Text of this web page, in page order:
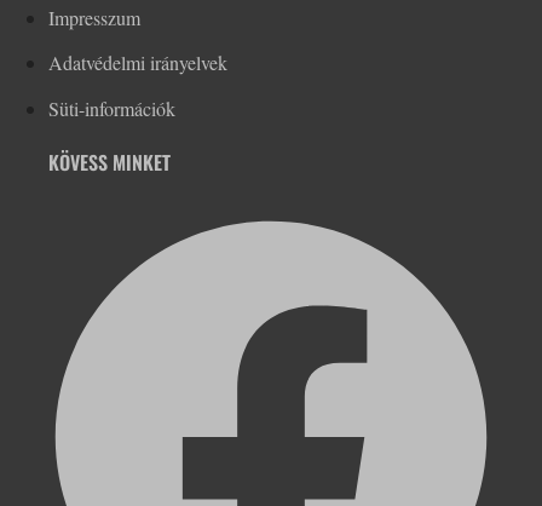
Impresszum
Adatvédelmi irányelvek
Süti-információk
KÖVESS MINKET